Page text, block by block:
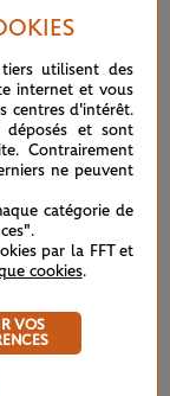
pas que je suis
que je l’intègre.
situation'. Et j’ai
"
ça va durer. Ça
d’en profiter au
spectaculaire
tiers utilisent des
internet et vous
centres d'intérêt.
déposés et sont
Contrairement
ne peuvent
catégorie de
par la FFT et
cookies.
VOS